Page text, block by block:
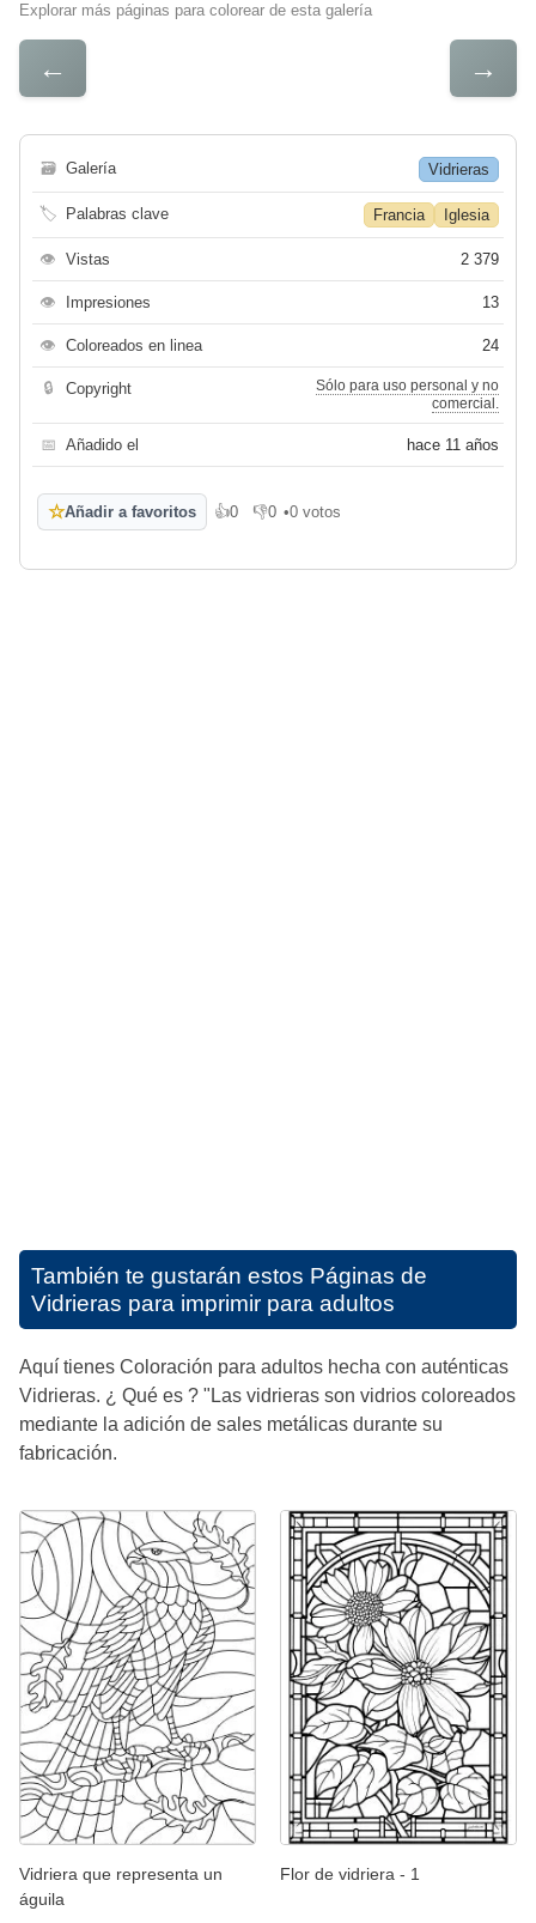
Explorar más páginas para colorear de esta galería
← →
🗃 Galería Vidrieras
🏷 Palabras clave Francia Iglesia
👁 Vistas 2 379
👁 Impresiones 13
👁 Coloreados en linea 24
🔒 Copyright
Sólo para uso personal y no
comercial.
📅 Añadido el hace 11 años
☆Añadir a favoritos 👍0
Me gusta
👎0
No me gusta
•0 votos
También te gustarán estos Páginas de
Vidrieras para imprimir para adultos
Aquí tienes Coloración para adultos hecha con auténticas
Vidrieras. ¿ Qué es ? "Las vidrieras son vidrios coloreados
mediante la adición de sales metálicas durante su
fabricación.
Vidriera que representa un
águila
Flor de vidriera - 1